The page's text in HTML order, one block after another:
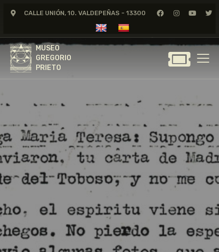
CALLE UNIÓN, 10. VALDEPEÑAS - 13300
MUSEO
GREGORIO
PRIETO
MUSEO
GREGORIO
PRIETO
GREGORIO PRIETO
CERTAMEN DE DIBUJO
FUNDACIÓN
TIENDA
NOTICIAS